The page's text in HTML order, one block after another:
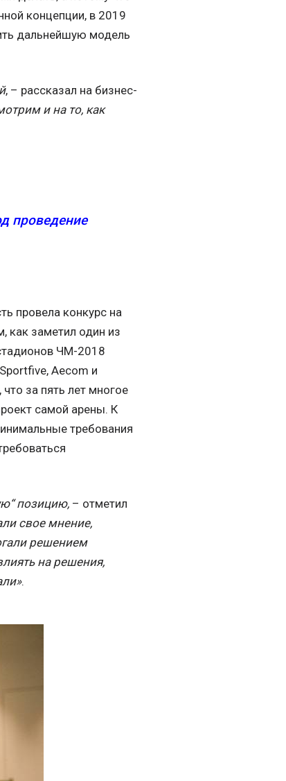
концепции, в 2019
дальнейшую модель
, – рассказал на бизнес-
и на то, как
проведение
провела конкурс на
как заметил один из
ЧМ-2018
Aecom и
за пять лет многое
самой арены. К
требования
позицию, – отметил
свое мнение,
решением
на решения,
.